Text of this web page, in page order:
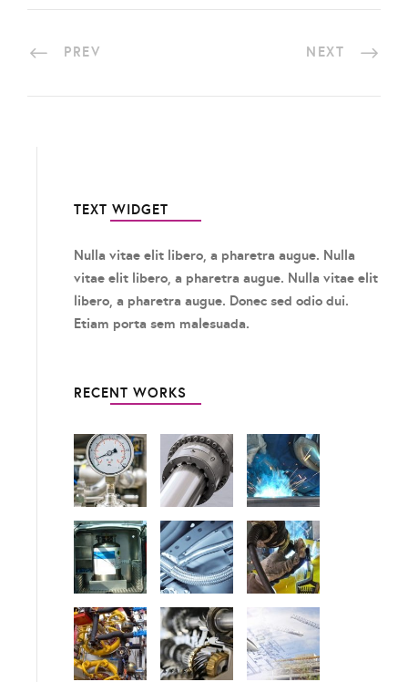
PREV NEXT
TEXT WIDGET
Nulla vitae elit libero, a pharetra augue. Nulla
vitae elit libero, a pharetra augue. Nulla vitae elit
libero, a pharetra augue. Donec sed odio dui.
Etiam porta sem malesuada.
RECENT WORKS